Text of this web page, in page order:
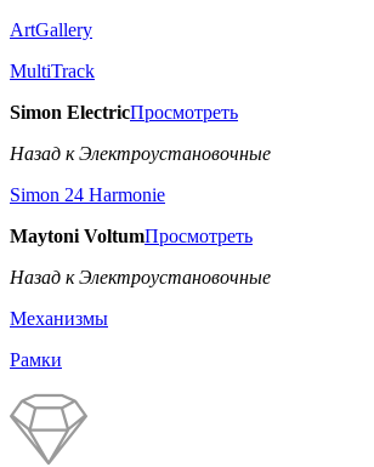
ArtGallery
MultiTrack
Simon ElectricПросмотреть
Назад к Электроустановочные
Simon 24 Harmonie
Maytoni VoltumПросмотреть
Назад к Электроустановочные
Механизмы
Рамки